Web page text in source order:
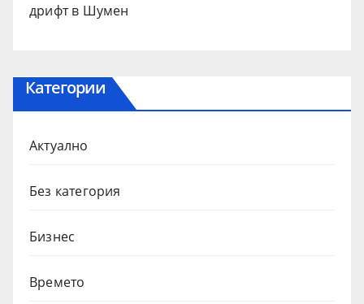
дрифт в Шумен
Категории
Актуално
Без категория
Бизнес
Времето